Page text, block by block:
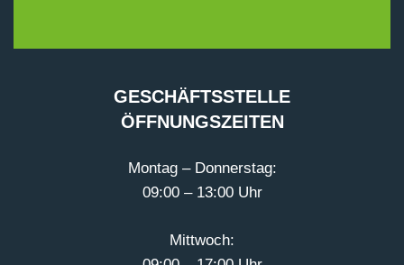
GESCHÄFTSSTELLE
ÖFFNUNGSZEITEN
Montag – Donnerstag:
09:00 – 13:00 Uhr
Mittwoch: